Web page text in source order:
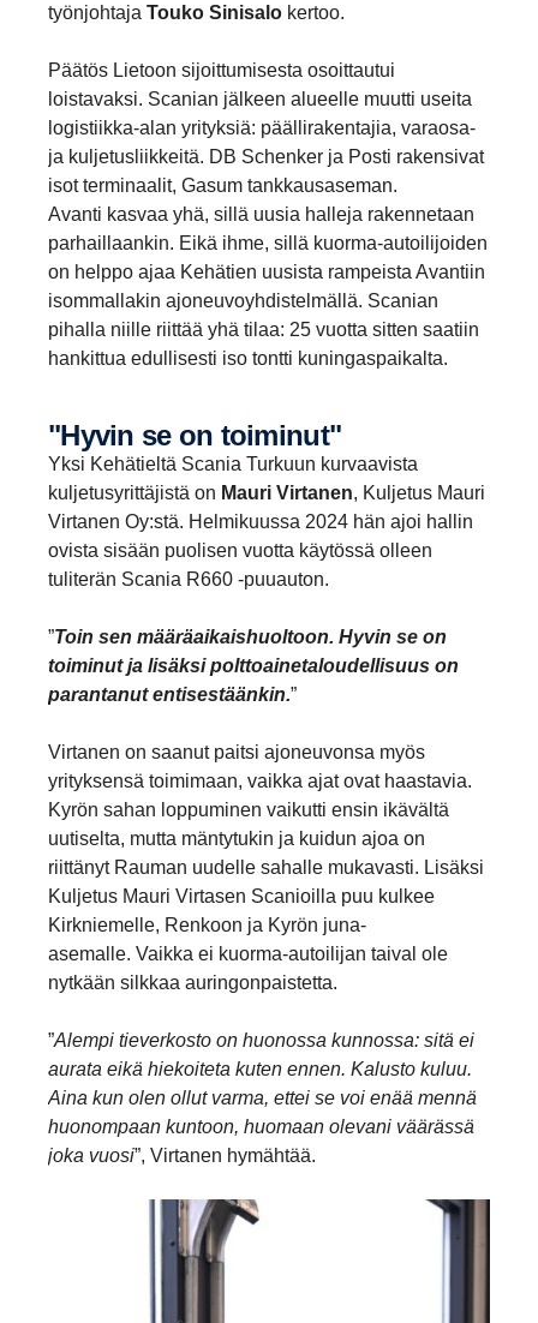
työnjohtaja Touko Sinisalo kertoo.
Päätös Lietoon sijoittumisesta osoittautui
loistavaksi. Scanian jälkeen alueelle muutti useita
logistiikka-alan yrityksiä: päällirakentajia, varaosa-
ja kuljetusliikkeitä. DB Schenker ja Posti rakensivat
isot terminaalit, Gasum tankkausaseman.
Avanti kasvaa yhä, sillä uusia halleja rakennetaan
parhaillaankin. Eikä ihme, sillä kuorma-autoilijoiden
on helppo ajaa Kehätien uusista rampeista Avantiin
isommallakin ajoneuvoyhdistelmällä. Scanian
pihalla niille riittää yhä tilaa: 25 vuotta sitten saatiin
hankittua edullisesti iso tontti kuningaspaikalta.
"Hyvin se on toiminut"
Yksi Kehätieltä Scania Turkuun kurvaavista
kuljetusyrittäjistä on Mauri Virtanen, Kuljetus Mauri
Virtanen Oy:stä. Helmikuussa 2024 hän ajoi hallin
ovista sisään puolisen vuotta käytössä olleen
tuliterän Scania R660 -puuauton.
”Toin sen määräaikaishuoltoon. Hyvin se on
toiminut ja lisäksi polttoainetaloudellisuus on
parantanut entisestäänkin.”
Virtanen on saanut paitsi ajoneuvonsa myös
yrityksensä toimimaan, vaikka ajat ovat haastavia.
Kyrön sahan loppuminen vaikutti ensin ikävältä
uutiselta, mutta mäntytukin ja kuidun ajoa on
riittänyt Rauman uudelle sahalle mukavasti. Lisäksi
Kuljetus Mauri Virtasen Scanioilla puu kulkee
Kirkniemelle, Renkoon ja Kyrön juna-
asemalle. Vaikka ei kuorma-autoilijan taival ole
nytkään silkkaa auringonpaistetta.
”Alempi tieverkosto on huonossa kunnossa: sitä ei
aurata eikä hiekoiteta kuten ennen. Kalusto kuluu.
Aina kun olen ollut varma, ettei se voi enää mennä
huonompaan kuntoon, huomaan olevani väärässä
joka vuosi”, Virtanen hymähtää.